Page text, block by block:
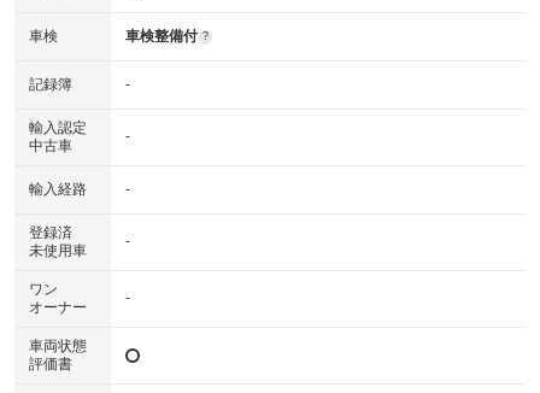
車検 車検整備付 ?
記録簿 -
輸入認定
中古車
-
輸入経路 -
登録済
未使用車
-
ワン
オーナー
-
車両状態
評価書